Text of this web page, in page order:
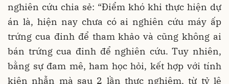
nghiên cứu chia sẻ: “Điểm khó khi thực hiện dự
án là, hiện nay chưa có ai nghiên cứu máy ấp
trứng cua đinh để tham khảo và cũng không ai
bán trứng cua đinh để nghiên cứu. Tuy nhiên,
bằng sự đam mê, ham học hỏi, kết hợp với tính
kiên nhẫn mà sau 2 lần thực nghiệm, từ tỷ lệ